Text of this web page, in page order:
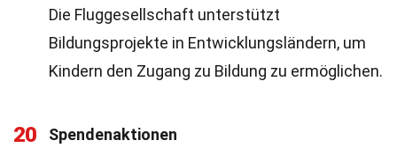
Die Fluggesellschaft unterstützt
Bildungsprojekte in Entwicklungsländern, um
Kindern den Zugang zu Bildung zu ermöglichen.
20
Spendenaktionen